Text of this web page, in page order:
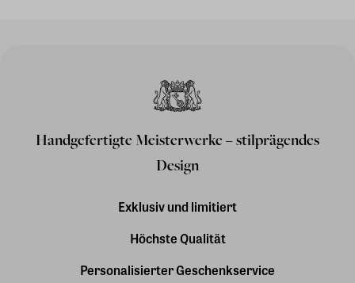
Handgefertigte Meisterwerke – stilprägendes
Design
Exklusiv und limitiert
Höchste Qualität
Personalisierter Geschenkservice